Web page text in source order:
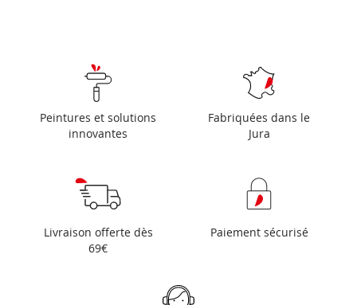
Peintures et solutions
innovantes
Fabriquées dans le
Jura
Livraison offerte dès
69€
Paiement sécurisé